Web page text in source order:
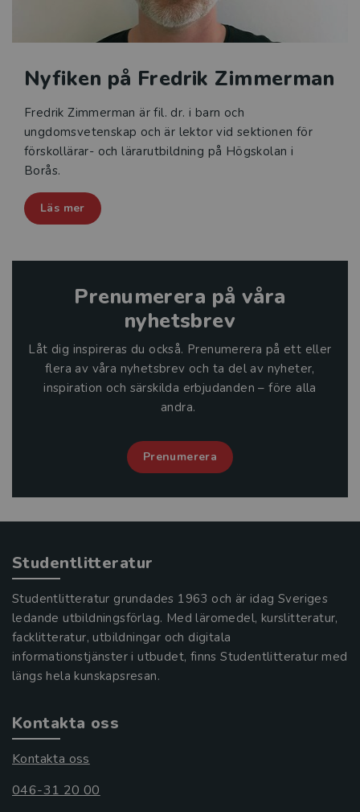
Nyfiken på Fredrik Zimmerman
Fredrik Zimmerman är fil. dr. i barn och
ungdomsvetenskap och är lektor vid sektionen för
förskollärar- och lärarutbildning på Högskolan i
Borås.
Läs mer
Prenumerera på våra
nyhetsbrev
Låt dig inspireras du också. Prenumerera på ett eller
flera av våra nyhetsbrev och ta del av nyheter,
inspiration och särskilda erbjudanden – före alla
andra.
Prenumerera
Studentlitteratur
Studentlitteratur grundades 1963 och är idag Sveriges
ledande utbildningsförlag. Med läromedel, kurslitteratur,
facklitteratur, utbildningar och digitala
informationstjänster i utbudet, finns Studentlitteratur med
längs hela kunskapsresan.
Kontakta oss
Kontakta oss
046-31 20 00